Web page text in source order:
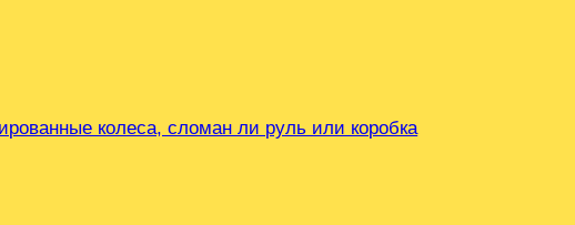
колеса, сломан ли руль или коробка